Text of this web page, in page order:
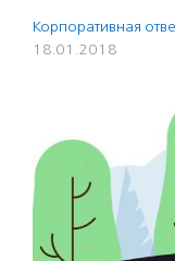
Корпоративная
18.01.2018